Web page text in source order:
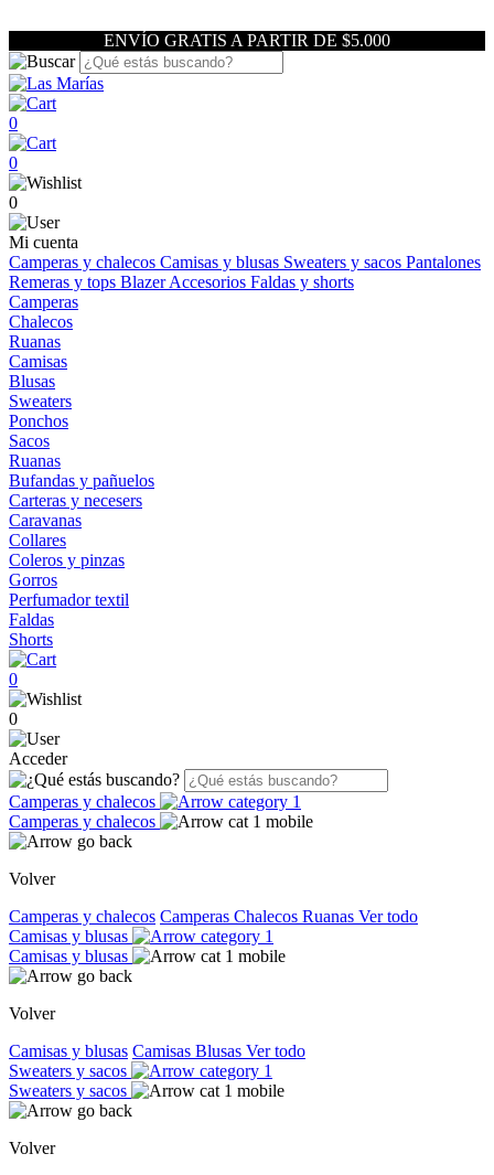
ENVÍO GRATIS A PARTIR DE $5.000
0
0
0
Mi cuenta
Camperas y chalecos Camisas y blusas Sweaters y sacos Pantalones
Remeras y tops BlazerAccesorios Faldas y shorts
Camperas
Chalecos
Ruanas
Camisas
Blusas
Sweaters
Ponchos
Sacos
Ruanas
Bufandas y pañuelos
Carteras y necesers
Caravanas
Collares
Coleros y pinzas
Gorros
Perfumador textil
Faldas
Shorts
0
0
Acceder
Camperas y chalecos
Camperas y chalecos
Volver
Camperas y chalecos Camperas Chalecos Ruanas Ver todo
Camisas y blusas
Camisas y blusas
Volver
Camisas y blusas Camisas Blusas Ver todo
Sweaters y sacos
Sweaters y sacos
Volver